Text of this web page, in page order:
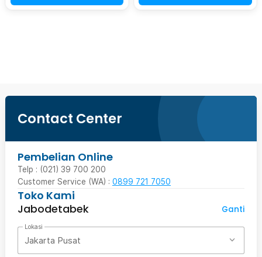
Contact Center
Pembelian Online
Telp : (021) 39 700 200
Customer Service (WA) : 0899 721 7050
Toko Kami
Jabodetabek
Ganti
Lokasi
Jakarta Pusat